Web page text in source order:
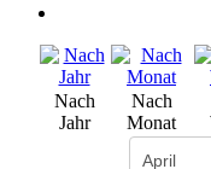
Nach
Jahr
Nach
Monat